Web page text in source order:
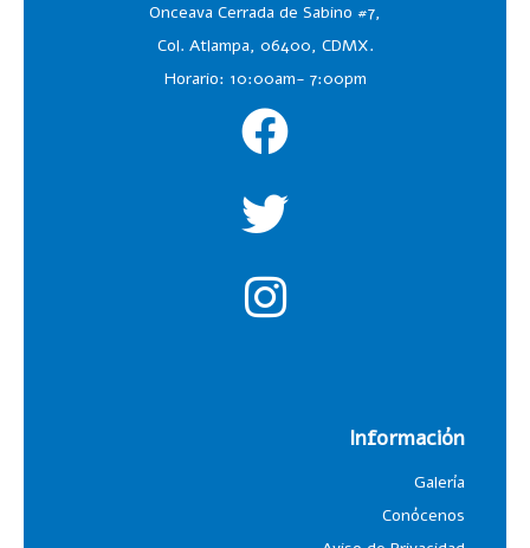
Onceava Cerrada de Sabino #7,
Col. Atlampa, 06400, CDMX.
Horario: 10:00am- 7:00pm
Información
Galería
Conócenos